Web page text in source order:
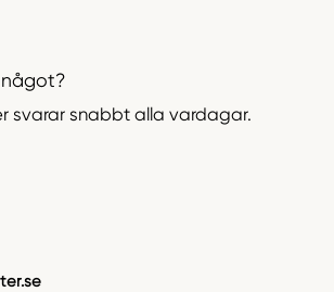
svarar snabbt alla vardagar.